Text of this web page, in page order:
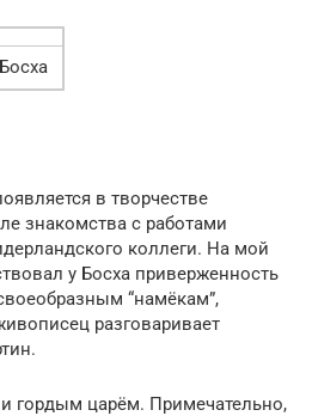
в творчестве
знакомства с работами
коллеги. На мой
у Босха приверженность
“намёкам”,
разговаривает
гордым царём. Примечательно,